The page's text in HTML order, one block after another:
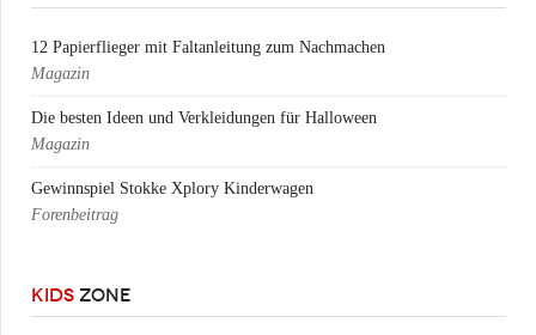
12 Papierflieger mit Faltanleitung zum Nachmachen
Magazin
Die besten Ideen und Verkleidungen für Halloween
Magazin
Gewinnspiel Stokke Xplory Kinderwagen
Forenbeitrag
KIDS ZONE